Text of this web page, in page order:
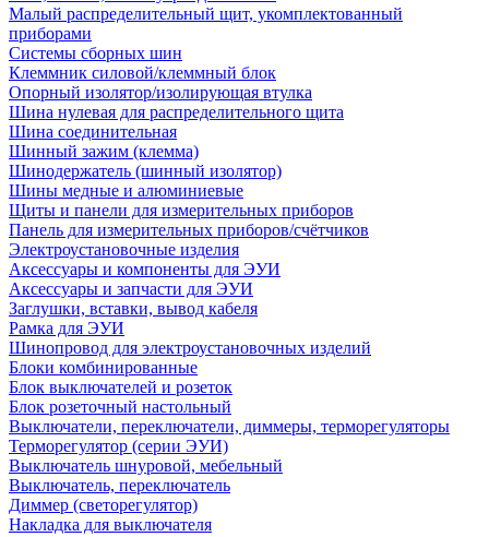
Малый распределительный щит, укомплектованный
приборами
Системы сборных шин
Клеммник силовой/клеммный блок
Опорный изолятор/изолирующая втулка
Шина нулевая для распределительного щита
Шина соединительная
Шинный зажим (клемма)
Шинодержатель (шинный изолятор)
Шины медные и алюминиевые
Щиты и панели для измерительных приборов
Панель для измерительных приборов/счётчиков
Электроустановочные изделия
Аксессуары и компоненты для ЭУИ
Аксессуары и запчасти для ЭУИ
Заглушки, вставки, вывод кабеля
Рамка для ЭУИ
Шинопровод для электроустановочных изделий
Блоки комбинированные
Блок выключателей и розеток
Блок розеточный настольный
Выключатели, переключатели, диммеры, терморегуляторы
Терморегулятор (серии ЭУИ)
Выключатель шнуровой, мебельный
Выключатель, переключатель
Диммер (светорегулятор)
Накладка для выключателя